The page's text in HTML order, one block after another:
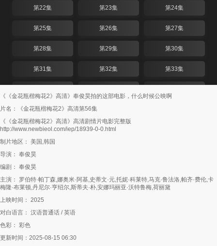
第22集 第23集 第24集
第25集 第26集 第27集
第28集 第29集 第30集
第31集 第32集 第33集
第37集
第40集 第41集
第43集
第46集
第49集 第50集 第51集
第52集
《《金花瓶楷梅花2》高清》奉俊昊拍的这部电影，什么时候公映啊
片名：《金花瓶楷梅花2》高清第56集
《《金花瓶楷梅花2》高清》高清剧情片电影完整版
http://www.newbieol.com/iep/18939-0-0.html
制片地区： 美国,韩国
导演： 奉俊昊
编剧： 奉俊昊
主演： 罗伯特·帕丁森,娜奥米·阿基,史蒂文·元,托妮·科莱特,马克·鲁法洛,帕齐·费伦,卡
梅隆·布莱顿,丹尼尔·亨绍尔,斯蒂夫·朴,安娜玛丽亚·沃特鲁梅,荷丽黛
上映时间： 2025
对白语言： 汉语普通话 / 英语
色彩： 彩色
更新时间：2025-08-15 06:30